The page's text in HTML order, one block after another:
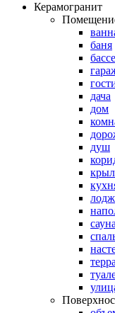
Керамогранит
баня
дача
дом
душ
сауна